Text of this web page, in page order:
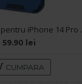
Husa spate
59.90 lei
CUMPARA